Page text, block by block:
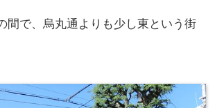
間で、烏丸通よりも少し東という街